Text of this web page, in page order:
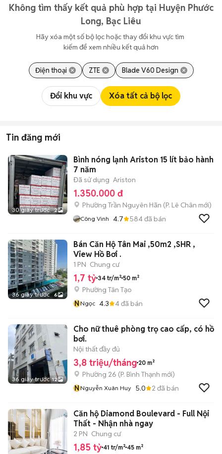
Không tìm thấy kết quả phù hợp tại Huyện Phước
Long, Bạc Liêu
Hãy xóa một số bộ lọc hoặc thay đổi khu vực tìm
kiếm để xem nhiều kết quả hơn
Điện thoại ZTE Blade V60 Design
Đổi khu vực Xóa tất cả bộ lọc
Tin đăng mới
30 giây trước 2
Bình nóng lạnh Ariston 15 lít bảo hành
7 năm
Đã sử dụng Ariston
1.350.000 đ
Phường Trần Nguyên Hãn (P. Lê Chân mới)
Công Vinh 4.7 584đã bán
36 giây trước 6
Bán Căn Hộ Tân Mai ,50m2 ,SHR ,
View Hồ Bơi .
1 PN Chung cư
1,7 tỷ 34 tr/m² 50 m²
Phường Tân Tạo
NNgọc 4.3 4đã bán
36 giây trước 12
Cho nữ thuê phòng trọ cao cấp, có hồ
bơi.
Nội thất đầy đủ
3,8 triệu/tháng 20 m²
Phường 26 (P. Bình Thạnh mới)
NNguyễn Xuân Huy 5.0 2 đã bán
Căn hộ Diamond Boulevard - Full Nội
Thất - Nhận nhà ngay
2 PN Chung cư
1,85 tỷ 41 tr/m² 45 m²